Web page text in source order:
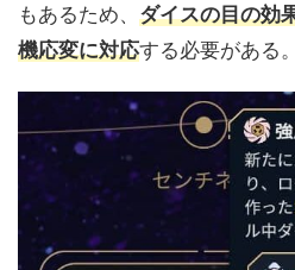
もあるため、 ダイスの目の効
機応変に対応する必要がある。